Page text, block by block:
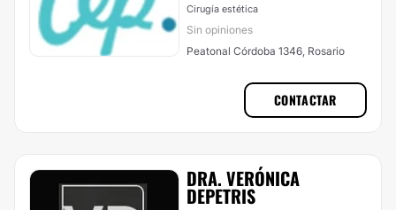
Cirugía estética
Sin opiniones
Peatonal Córdoba 1346, Rosario
CONTACTAR
DRA. VERÓNICA
DEPETRIS